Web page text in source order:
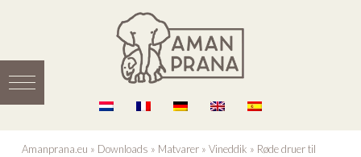
Amanprana.eu » Downloads » Matvarer» Vineddik » Røde druer til